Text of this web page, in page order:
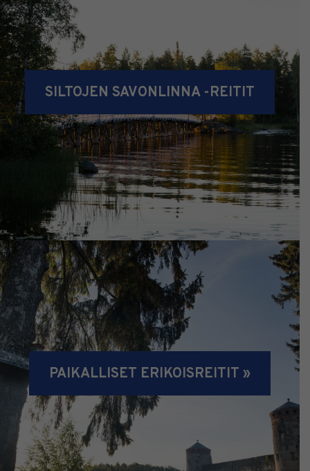
SILTOJEN SAVONLINNA -REITIT
PAIKALLISET ERIKOISREITIT »